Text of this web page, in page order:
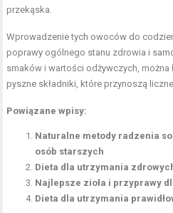
przekąska.
Wprowadzenie tych owoców do
poprawy ogólnego stanu zdrowia i
smaków i wartości odżywczych, można
pyszne składniki, które przynoszą
Powiązane wpisy:
Naturalne metody radzenia
osób starszych
Dieta dla utrzymania
Najlepsze zioła i przyprawy
Dieta dla utrzymania